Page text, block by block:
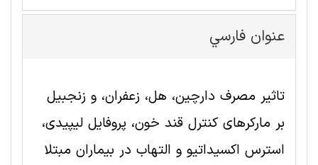
عنوان فارسي
تاثیر مصرف دارچین، هل، زعفران، و زنجبیل
بر مارکرهای کنترل قند خون، پروفایل لیپیدی،
استرس اکسیداتیو و التهاب در بیماران مبتلا